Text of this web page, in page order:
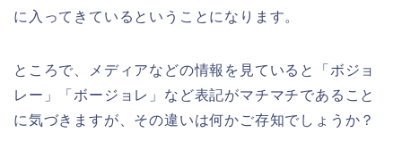
に入ってきているということになります。
ところで、メディアなどの情報を見ていると「ボジョ
レー」「ボージョレ」など表記がマチマチであること
に気づきますが、その違いは何かご存知でしょうか？